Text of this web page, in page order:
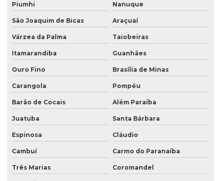
Piumhi Nanuque
São Joaquim de Bicas Araçuaí
Várzea da Palma Taiobeiras
Itamarandiba Guanhães
Ouro Fino Brasília de Minas
Carangola Pompéu
Barão de Cocais Além Paraíba
Juatuba Santa Bárbara
Espinosa Cláudio
Cambuí Carmo do Paranaíba
Três Marias Coromandel